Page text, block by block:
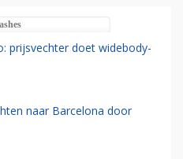
prijsvechter doet widebody-
naar Barcelona door